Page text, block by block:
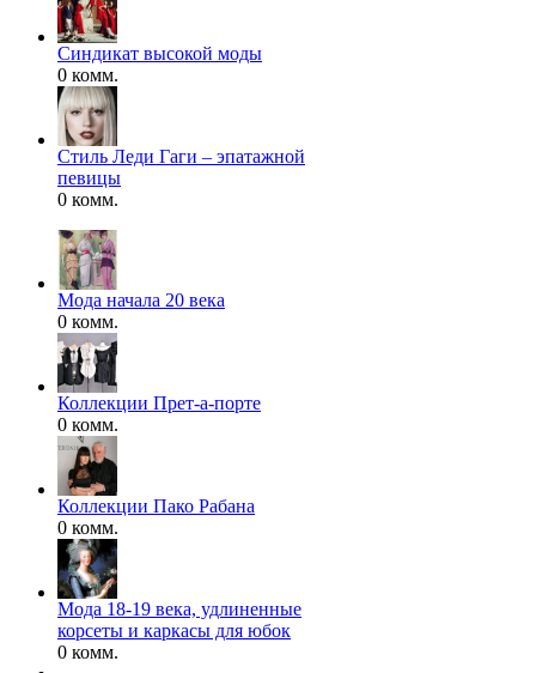
Синдикат высокой моды
0 комм.
Стиль Леди Гаги – эпатажной
певицы
0 комм.
Мода начала 20 века
0 комм.
Коллекции Прет-а-порте
0 комм.
Коллекции Пако Рабана
0 комм.
Мода 18-19 века, удлиненные
корсеты и каркасы для юбок
0 комм.